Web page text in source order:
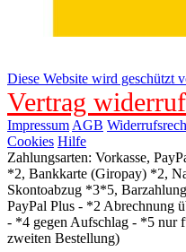
Diese Website wird geschützt
Vertrag
Impressum AGB
Cookies Hilfe
Zahlungsarten: Vorkasse,
*2, Bankkarte (Giropay) *2,
Skontoabzug *3*5,
PayPal Plus - *2 Abrechnung
- *4 gegen Aufschlag - *5 nur
zweiten Bestellung)